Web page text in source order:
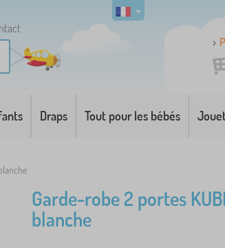
Draps Tout pour les bébés
Garde-robe 2 portes
blanche